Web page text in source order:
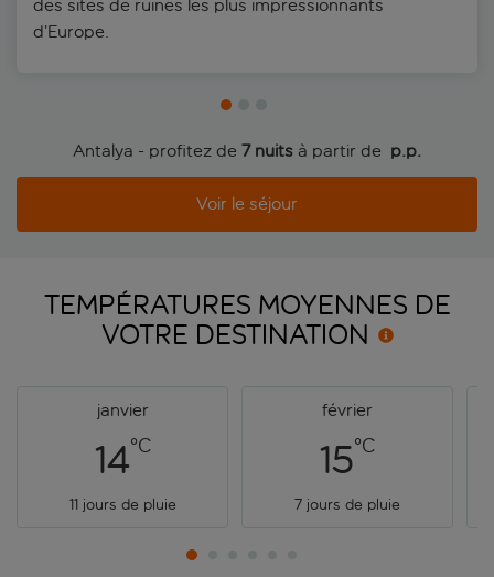
des sites de ruines les plus impressionnants
d’Europe.
Antalya - profitez de 7 nuits à partir de p.p.
Voir le séjour
TEMPÉRATURES MOYENNES DE
VOTRE DESTINATION
janvier
14°C
11 jours de pluie
février
15°C
7 jours de pluie